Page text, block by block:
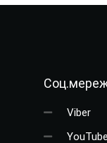
Viber
YouTube